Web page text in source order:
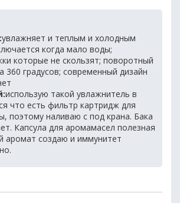
увлажняет и теплым и холодным
когда мало воды;
которые не скользят; поворотный
360 градусов; современный дизайн
использую такой увлажнитель в
что есть фильтр картридж для
поэтому наливаю с под крана. Бака
Капсула для аромамасел полезная
создаю и иммунитет